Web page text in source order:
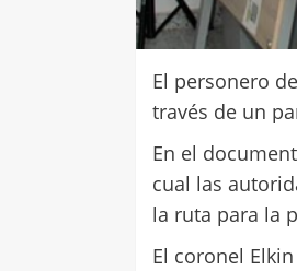
El personero
través de un
En el
cual las
la ruta para la
El coronel